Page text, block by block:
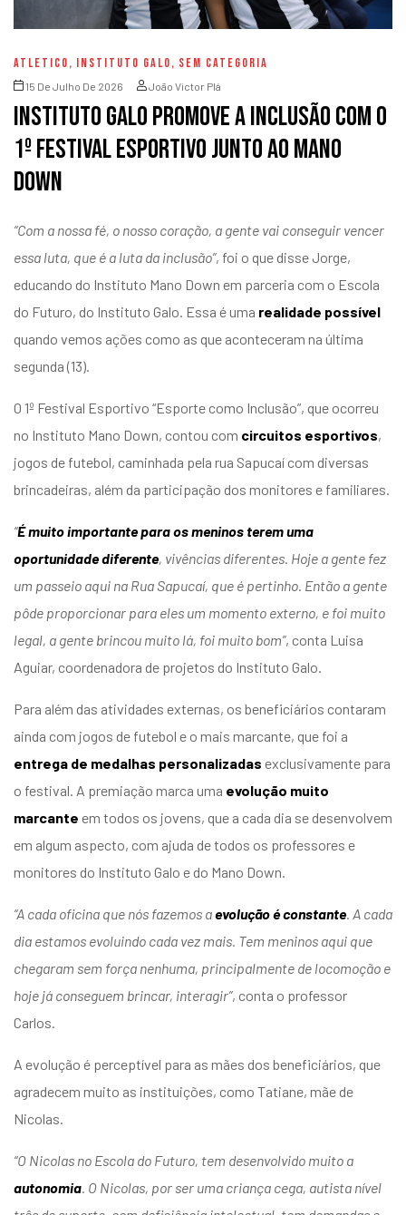
ATLETICO, INSTITUTO GALO, SEM CATEGORIA
15 De Julho De 2026 João Victor Plá
Instituto Galo promove a inclusão com o
1º Festival Esportivo junto ao Mano
Down
“Com a nossa fé, o nosso coração, a gente vai conseguir vencer
essa luta, que é a luta da inclusão”, foi o que disse Jorge,
educando do Instituto Mano Down em parceria com o Escola
do Futuro, do Instituto Galo. Essa é uma realidade possível
quando vemos ações como as que aconteceram na última
segunda (13).
O 1º Festival Esportivo “Esporte como Inclusão”, que ocorreu
no Instituto Mano Down, contou com circuitos esportivos,
jogos de futebol, caminhada pela rua Sapucaí com diversas
brincadeiras, além da participação dos monitores e familiares.
“É muito importante para os meninos terem uma
oportunidade diferente, vivências diferentes. Hoje a gente fez
um passeio aqui na Rua Sapucaí, que é pertinho. Então a gente
pôde proporcionar para eles um momento externo, e foi muito
legal, a gente brincou muito lá, foi muito bom”, conta Luisa
Aguiar, coordenadora de projetos do Instituto Galo.
Para além das atividades externas, os beneficiários contaram
ainda com jogos de futebol e o mais marcante, que foi a
entrega de medalhas personalizadas exclusivamente para
o festival. A premiação marca uma evolução muito
marcante em todos os jovens, que a cada dia se desenvolvem
em algum aspecto, com ajuda de todos os professores e
monitores do Instituto Galo e do Mano Down.
“A cada oficina que nós fazemos aevolução é constante. A cada
dia estamos evoluindo cada vez mais. Tem meninos aqui que
chegaram sem força nenhuma, principalmente de locomoção e
hoje já conseguem brincar, interagir”, conta o professor
Carlos.
A evolução é perceptível para as mães dos beneficiários, que
agradecem muito as instituições, como Tatiane, mãe de
Nicolas.
“O Nicolas no Escola do Futuro, tem desenvolvido muito a
autonomia . O Nicolas, por ser uma criança cega, autista nível